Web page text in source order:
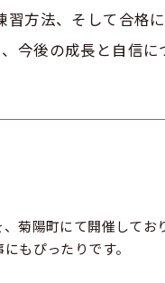
方法、そして合格
今後の成長と自信
菊陽町にて開催して
もぴったりです。